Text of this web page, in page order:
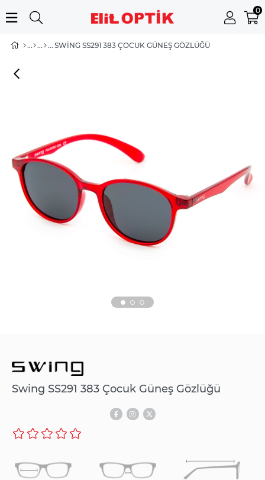
0
SWING SS291 383 ÇOCUK GÜNEŞ GÖZLÜĞÜ
Swing SS291 383 Çocuk Güneş Gözlüğü